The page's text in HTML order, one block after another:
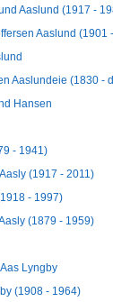
Aaslund (1917 -
Aaslund (1901
Aaslundeie (1830 -
Hansen
- 1941)
(1917 - 2011)
- 1997)
(1879 - 1959)
Lyngby
(1908 - 1964)